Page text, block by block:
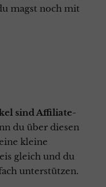
magst noch mit
sind Affiliate-
du über diesen
kleine
gleich und du
unterstützen.